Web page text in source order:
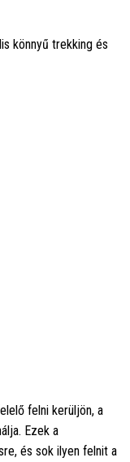
könnyű trekking és
felni kerüljön, a
Ezek a
és sok ilyen felnit a